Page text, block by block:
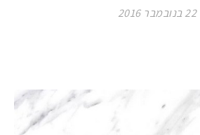
22 בנובמבר 2016